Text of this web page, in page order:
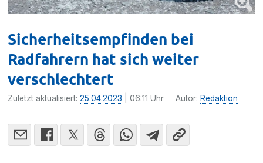
Sicherheitsempfinden bei
Radfahrern hat sich weiter
verschlechtert
Zuletzt aktualisiert:25.04.2023 | 06:11 Uhr Autor: Redaktion